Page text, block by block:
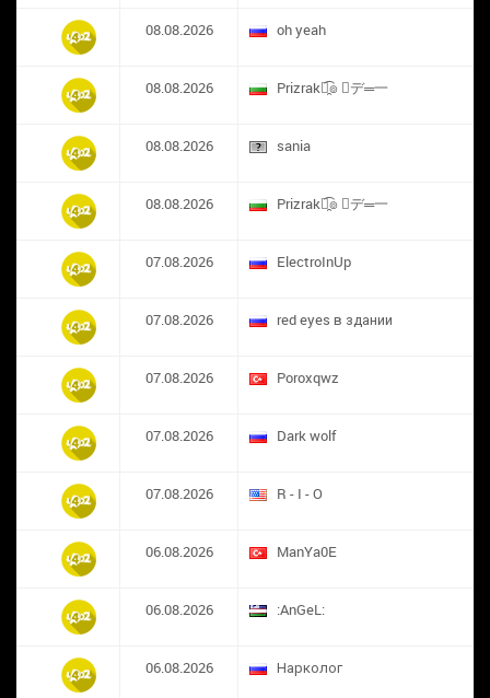
08.08.2026 oh yeah
08.08.2026 Prizrak๏̯͡๏ ︻デ═一
08.08.2026 sania
08.08.2026 Prizrak๏̯͡๏ ︻デ═一
07.08.2026 ElectroInUp
07.08.2026 red eyes в здании
07.08.2026 ​Poroxqwz
07.08.2026 Dark wolf
07.08.2026 R - I - O
06.08.2026 ManYa0E
06.08.2026 :AnGeL:
06.08.2026 Нарколог